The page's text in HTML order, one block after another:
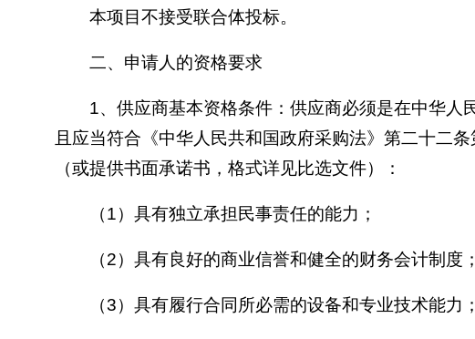
本项目不接受联合体投标。
二、申请人的资格要求
1、供应商基本资格条件：供应商必须是在中华人
且应当符合《中华人民共和国政府采购法》第二十二
（或提供书面承诺书，格式详见比选文件）：
（1）具有独立承担民事责任的能力；
（2）具有良好的商业信誉和健全的财务会计制度；
（3）具有履行合同所必需的设备和专业技术能力；